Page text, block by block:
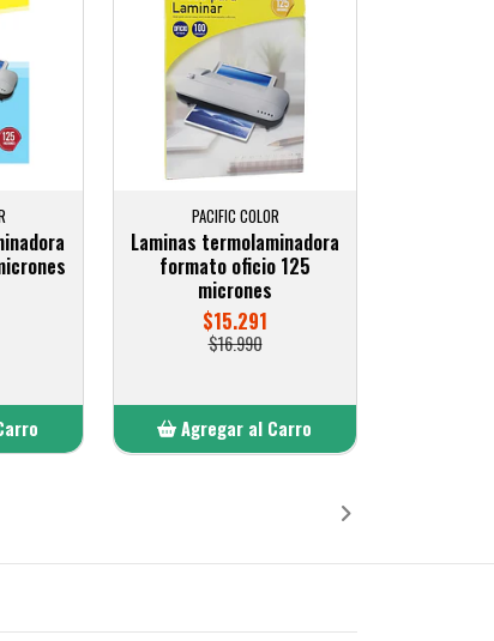
PACIFIC COLOR
Laminas termolaminadora
formato oficio 125
micrones
$15.291
$16.990
Agregar al Carro